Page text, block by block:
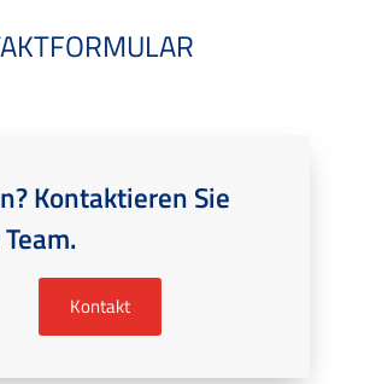
Kontaktieren Sie
Kontakt